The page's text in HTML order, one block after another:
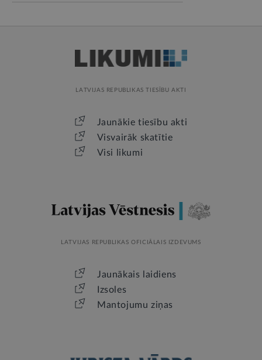
LATVIJAS REPUBLIKAS TIESĪBU AKTI
Jaunākie tiesību akti
Visvairāk skatītie
Visi likumi
LATVIJAS REPUBLIKAS OFICIĀLAIS IZDEVUMS
Jaunākais laidiens
Izsoles
Mantojumu ziņas